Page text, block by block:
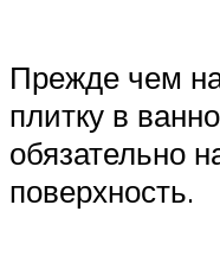
Прежде чем
плитку в
обязательно
поверхность.